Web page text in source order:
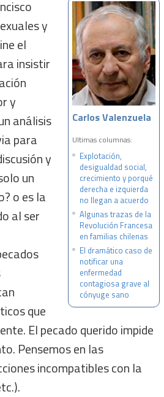
Carlos Valenzuela
Ultimas columnas:
Explotación,
desigualdad social,
crecimiento y porqué
derecha e izquierda
no llegan a acuerdo
Algunas trazas de la
Revolución Francesa
en familias chilenas
El dramático caso de
notificar una
enfermedad
contagiosa grave al
cónyuge sano
y
el
insistir
y
análisis
para
y
un
o es la
al ser
que
El pecado querido impide
Pensemos en las
incompatibles con la